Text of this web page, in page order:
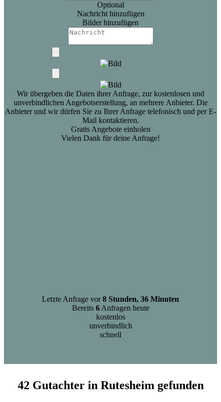
Optional
Nachricht hinzufügen
Bilder hinzufügen
Wir übergeben die Daten ihrer Anfrage, zur kostenlosen und
unverbindlichen Angebotserstellung, an mehrere Anbieter. Die
Anbieter und wir dürfen Sie zu Ihrer Anfrage telefonisch und per E-
Mail kontaktieren.
Gratis Angebote einholen
Vielen Dank für deine Anfrage!
Letzte Anfrage vor8 Stunden, 36 Minuten
Bereits 6Anfragen heute
kostenlos
unverbindlich
schnell
42 Gutachter in Rutesheim gefunden